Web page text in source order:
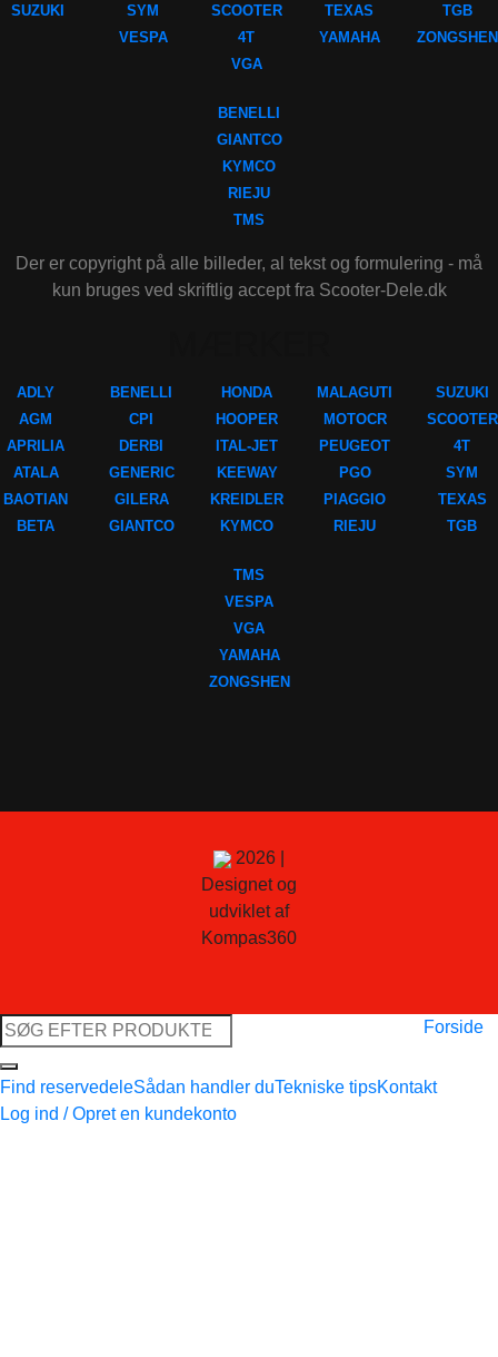
SUZUKI
SYM
VESPA
SCOOTER
4T
VGA
TEXAS
YAMAHA
TGB
ZONGSHEN
BENELLI
GIANTCO
KYMCO
RIEJU
TMS
Der er copyright på alle billeder, al tekst og formulering - må
kun bruges ved skriftlig accept fra Scooter-Dele.dk
ADLY
AGM
APRILIA
ATALA
BAOTIAN
BETA
BENELLI
CPI
DERBI
GENERIC
GILERA
GIANTCO
HONDA
HOOPER
ITAL-JET
KEEWAY
KREIDLER
KYMCO
MALAGUTI
MOTOCR
PEUGEOT
PGO
PIAGGIO
RIEJU
SUZUKI
SCOOTER
4T
SYM
TEXAS
TGB
TMS
VESPA
VGA
YAMAHA
ZONGSHEN
2026 |
Designet og
udviklet af
Kompas360
Søg
efter:
Forside
Find reservedeleSådan handler duTekniske tipsKontakt
Log ind / Opret en kundekonto